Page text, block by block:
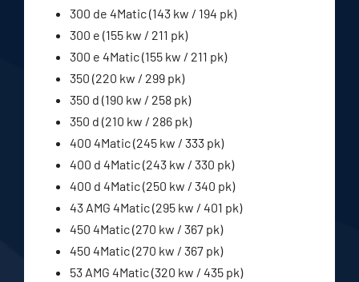
300 de 4Matic (143 kw / 194 pk)
300 e (155 kw / 211 pk)
300 e 4Matic (155 kw / 211 pk)
350 (220 kw / 299 pk)
350 d (190 kw / 258 pk)
350 d (210 kw / 286 pk)
400 4Matic (245 kw / 333 pk)
400 d 4Matic (243 kw / 330 pk)
400 d 4Matic (250 kw / 340 pk)
43 AMG 4Matic (295 kw / 401 pk)
450 4Matic (270 kw / 367 pk)
450 4Matic (270 kw / 367 pk)
53 AMG 4Matic (320 kw / 435 pk)